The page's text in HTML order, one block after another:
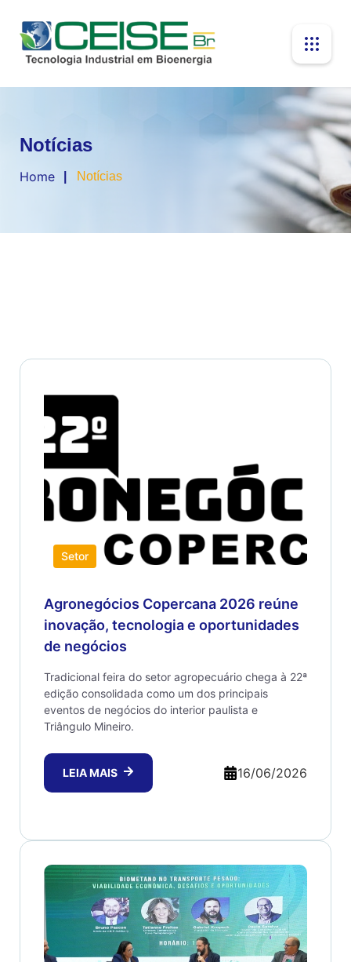
Notícias
Home Notícias
Setor
Agronegócios Copercana 2026 reúne
inovação, tecnologia e oportunidades
de negócios
Tradicional feira do setor agropecuário chega à 22ª
edição consolidada como um dos principais
eventos de negócios do interior paulista e
Triângulo Mineiro.
LEIA MAIS 16/06/2026